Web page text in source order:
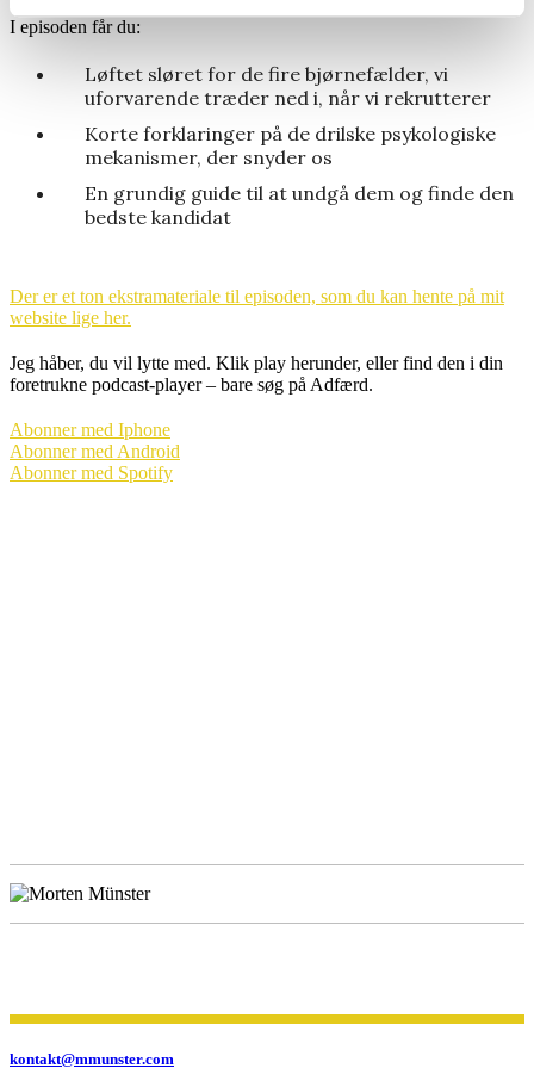
I episoden får du:
Løftet sløret for de fire bjørnefælder, vi
uforvarende træder ned i, når vi rekrutterer
Korte forklaringer på de drilske psykologiske
mekanismer, der snyder os
En grundig guide til at undgå dem og finde den
bedste kandidat
Der er et ton ekstramateriale til episoden, som du kan hente på mit
website lige her.
Jeg håber, du vil lytte med. Klik play herunder, eller find den i din
foretrukne podcast-player – bare søg på Adfærd.
Abonner med Iphone
Abonner med Android
Abonner med Spotify
kontakt@mmunster.com